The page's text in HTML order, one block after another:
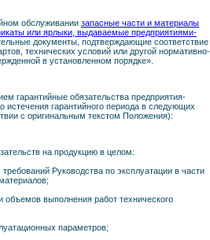
обслуживании запасные части и материалы
или ярлыки, выдаваемые предприятиями-
документы, подтверждающие соответствие
технических условий или другой нормативно-
в установленном порядке».
гарантийные обязательства предприятия-
истечения гарантийного периода в следующих
с оригинальным текстом Положения):
на продукцию в целом:
Руководства по эксплуатации в части
объемов выполнения работ технического
параметров;